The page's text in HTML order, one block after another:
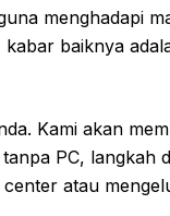
menghadapi
baiknya
Kami akan
PC, langkah
atau